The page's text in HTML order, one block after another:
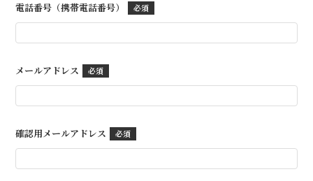
電話番号（携帯電話番号）
メールアドレス
確認用メールアドレス